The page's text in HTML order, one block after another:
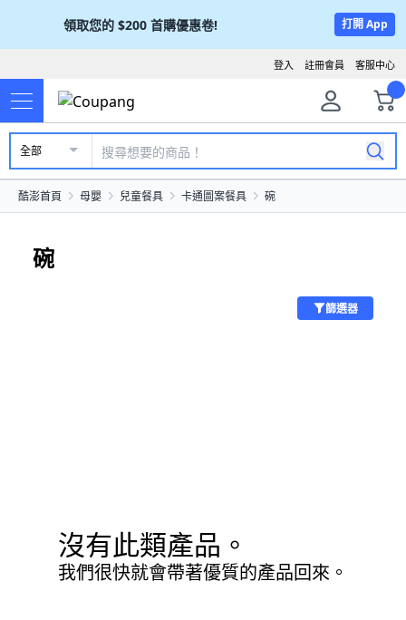
領取您的 $200 首購優惠卷! 打開 App
客服中心
註冊會員
登入
全部
酷澎首頁 母嬰 兒童餐具 卡通圖案餐具 碗
碗
篩選器
沒有此類產品。
我們很快就會帶著優質的產品回來。